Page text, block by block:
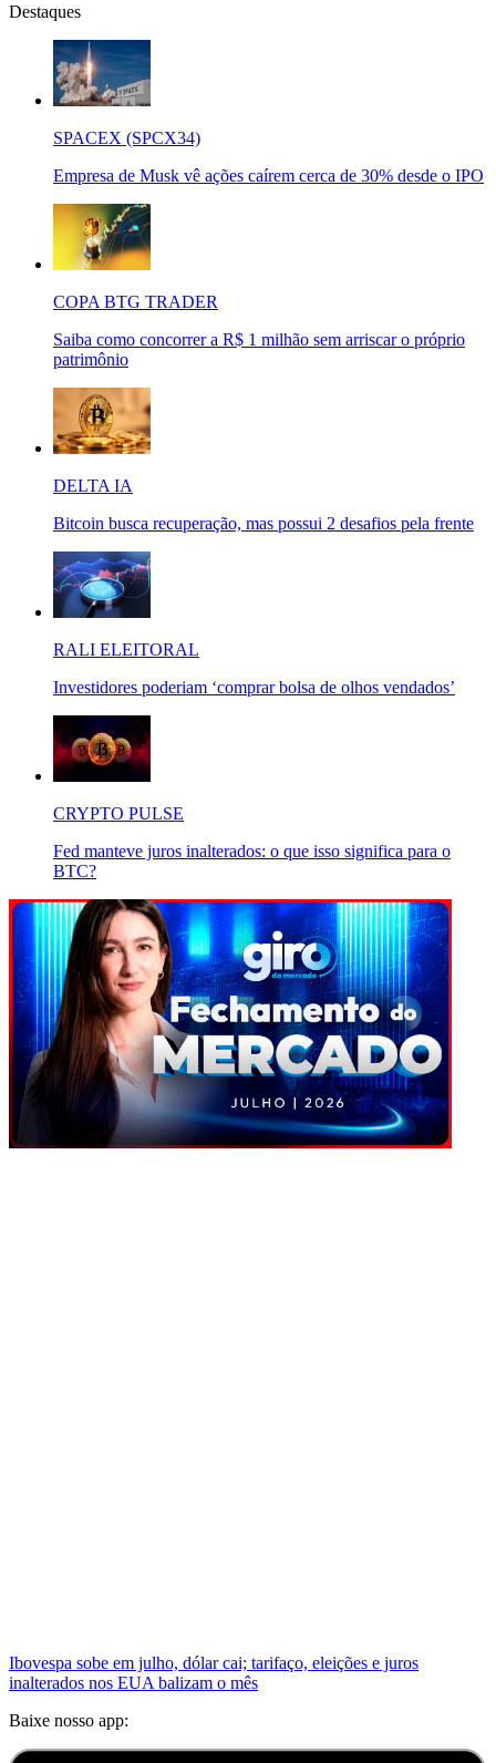
Destaques
SPACEX (SPCX34)
Empresa de Musk vê ações caírem cerca de 30% desde o IPO
COPA BTG TRADER
Saiba como concorrer a R$ 1 milhão sem arriscar o próprio
patrimônio
DELTA IA
Bitcoin busca recuperação, mas possui 2 desafios pela frente
RALI ELEITORAL
Investidores poderiam ‘comprar bolsa de olhos vendados’
CRYPTO PULSE
Fed manteve juros inalterados: o que isso significa para o
BTC?
Ibovespa sobe em julho, dólar cai; tarifaço, eleições e juros
inalterados nos EUA balizam o mês
Baixe nosso app: